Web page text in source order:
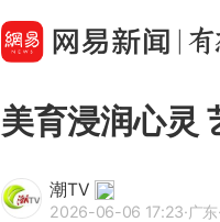
美育浸润心灵
潮TV
2026-06-06 17:23·广东